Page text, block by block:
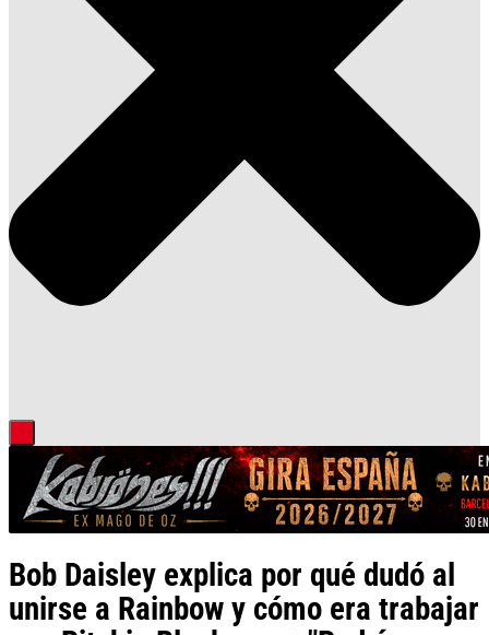
Bob Daisley explica por qué dudó al
unirse a Rainbow y cómo era trabajar